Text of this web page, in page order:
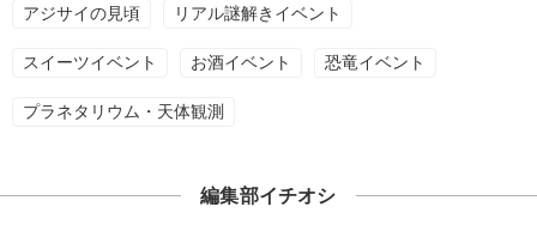
アジサイの見頃 リアル謎解きイベント
スイーツイベント お酒イベント 恐竜イベント
プラネタリウム・天体観測
編集部イチオシ